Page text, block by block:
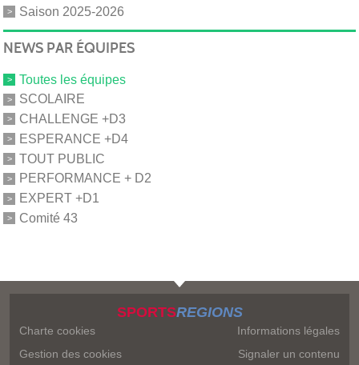
Saison 2025-2026
NEWS PAR ÉQUIPES
Toutes les équipes
SCOLAIRE
CHALLENGE +D3
ESPERANCE +D4
TOUT PUBLIC
PERFORMANCE + D2
EXPERT +D1
Comité 43
SPORTSREGIONS
Charte cookies
Gestion des cookies
Informations légales
Signaler un contenu